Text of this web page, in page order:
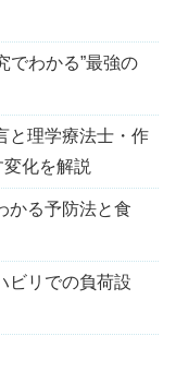
でわかる”最強の
と理学療法士・作
化を解説
かる予防法と食
ビリでの負荷設